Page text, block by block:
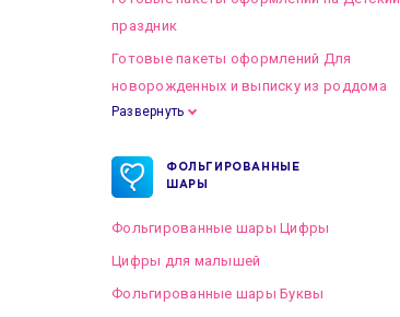
праздник
Готовые пакеты оформлений Для
новорожденных и выписку из роддома
Готовые пакеты оформлений на Свадьбу
Развернуть
ФОЛЬГИРОВАННЫЕ
ШАРЫ
Фольгированные шары Цифры
Цифры для малышей
Фольгированные шары Буквы